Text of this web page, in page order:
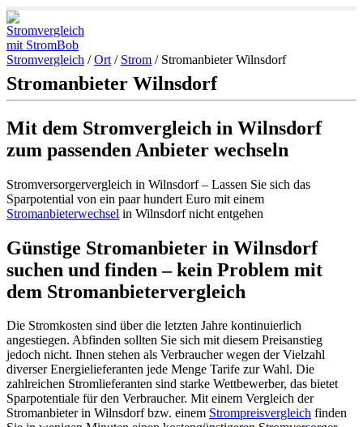
Stromvergleich /Ort / Strom / Stromanbieter Wilnsdorf
Stromanbieter Wilnsdorf
Mit dem Stromvergleich in Wilnsdorf
zum passenden Anbieter wechseln
Stromversorgervergleich in Wilnsdorf – Lassen Sie sich das
Sparpotential von ein paar hundert Euro mit einem
Stromanbieterwechsel in Wilnsdorf nicht entgehen
Günstige Stromanbieter in Wilnsdorf
suchen und finden – kein Problem mit
dem Stromanbietervergleich
Die Stromkosten sind über die letzten Jahre kontinuierlich
angestiegen. Abfinden sollten Sie sich mit diesem Preisanstieg
jedoch nicht. Ihnen stehen als Verbraucher wegen der Vielzahl
diverser Energielieferanten jede Menge Tarife zur Wahl. Die
zahlreichen Stromlieferanten sind starke Wettbewerber, das bietet
Sparpotentiale für den Verbraucher. Mit einem Vergleich der
Stromanbieter in Wilnsdorf bzw. einem Strompreisvergleich finden